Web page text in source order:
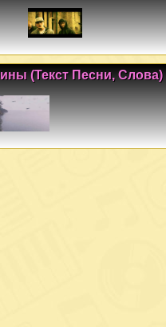
(Текст Песни, Слова)